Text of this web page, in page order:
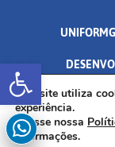
Abrir a
AV. DR. ARNALDO
Este site utiliza
experiência.
Acesse nossa
informações.